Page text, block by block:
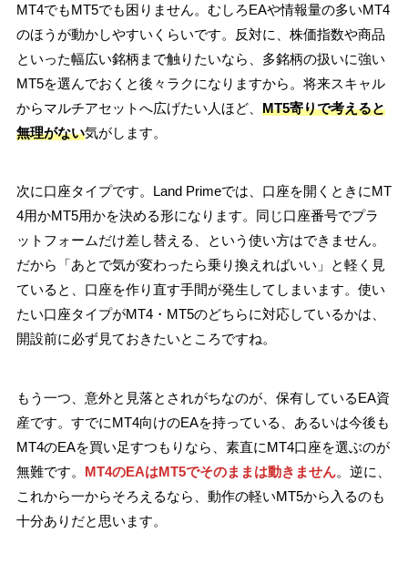
MT4でもMT5でも困りません。むしろEAや情報量の多いMT4
のほうが動かしやすいくらいです。反対に、株価指数や商品
といった幅広い銘柄まで触りたいなら、多銘柄の扱いに強い
MT5を選んでおくと後々ラクになりますから。将来スキャル
からマルチアセットへ広げたい人ほど、 MT5寄りで考えると
無理がない気がします。
次に口座タイプです。Land Primeでは、口座を開くときにMT
4用かMT5用かを決める形になります。同じ口座番号でプラ
ットフォームだけ差し替える、という使い方はできません。
だから「あとで気が変わったら乗り換えればいい」と軽く見
ていると、口座を作り直す手間が発生してしまいます。使い
たい口座タイプがMT4・MT5のどちらに対応しているかは、
開設前に必ず見ておきたいところですね。
もう一つ、意外と見落とされがちなのが、保有しているEA資
産です。すでにMT4向けのEAを持っている、あるいは今後も
MT4のEAを買い足すつもりなら、素直にMT4口座を選ぶのが
無難です。 MT4のEAはMT5でそのままは動きません。逆に、
これから一からそろえるなら、動作の軽いMT5から入るのも
十分ありだと思います。